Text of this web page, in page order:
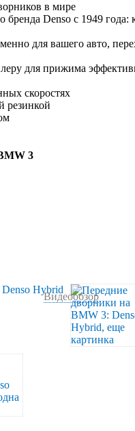
в мире
бренда Denso с 1949
для вашего авто,
для прижима
скоростях
резинкой
3
Видеообзор